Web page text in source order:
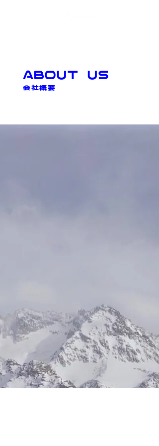
ABOUT US
会社概要